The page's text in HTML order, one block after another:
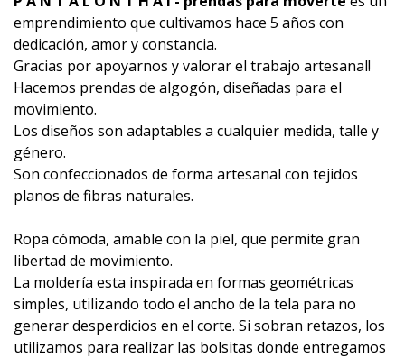
emprendimiento que cultivamos hace 5 años con
dedicación, amor y constancia.
Gracias por apoyarnos y valorar el trabajo artesanal!
Hacemos prendas de algogón, diseñadas para el
movimiento.
Los diseños son adaptables a cualquier medida, talle y
género.
Son confeccionados de forma artesanal con tejidos
planos de fibras naturales.
Ropa cómoda, amable con la piel, que permite gran
libertad de movimiento.
La moldería esta inspirada en formas geométricas
simples, utilizando todo el ancho de la tela para no
generar desperdicios en el corte. Si sobran retazos, los
utilizamos para realizar las bolsitas donde entregamos